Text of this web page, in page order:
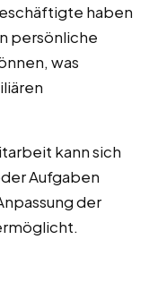
haben
persönliche
was
kann sich
Aufgaben
der